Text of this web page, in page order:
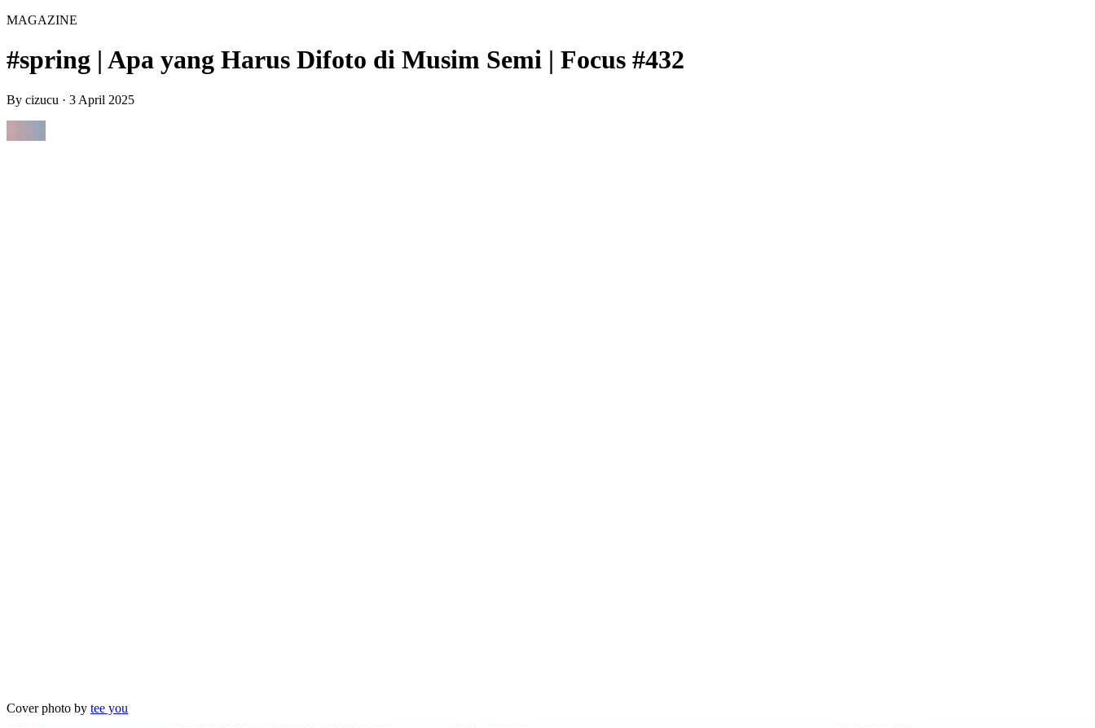
MAGAZINE
#spring | Apa yang Harus Difoto di Musim Semi | Focus #432
By cizucu · 3 April 2025
Cover photo by tee you